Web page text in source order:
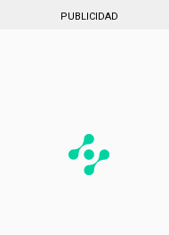
PUBLICIDAD